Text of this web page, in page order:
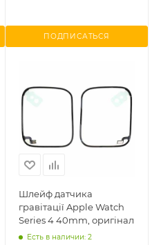
ПОДПИСАТЬСЯ
Шлейф датчика
гравітації Apple Watch
Series 4 40mm, оригінал
Есть в наличии: 2